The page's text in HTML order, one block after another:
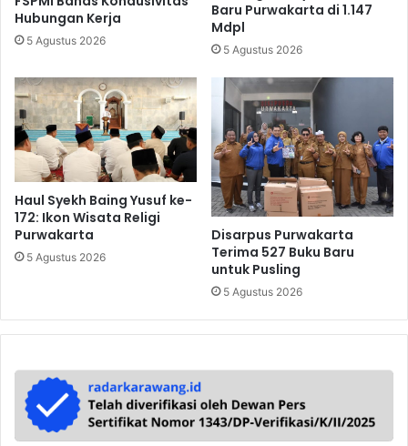
Hubungan Kerja
5 Agustus 2026
Baru Purwakarta di 1.147
Mdpl
5 Agustus 2026
Haul Syekh Baing Yusuf ke-
172: Ikon Wisata Religi
Purwakarta
5 Agustus 2026
Disarpus Purwakarta
Terima 527 Buku Baru
untuk Pusling
5 Agustus 2026